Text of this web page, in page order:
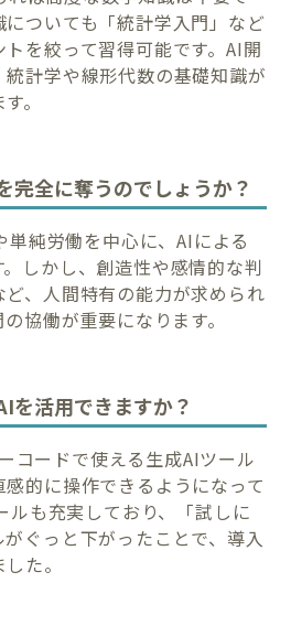
ついても「統計学入門」など
を絞って習得可能です。AI開
計学や線形代数の基礎知識が
。
完全に奪うのでしょうか？
単純労働を中心に、AIによる
しかし、創造性や感情的な判
、人間特有の能力が求められ
協働が重要になります。
を活用できますか？
コードで使える生成AIツール
的に操作できるようになって
ルも充実しており、「試しに
ぐっと下がったことで、導入
た。